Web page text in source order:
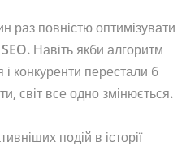
повністю оптимізувати
Навіть якби алгоритм
конкуренти перестали б
світ все одно змінюється.
подій в історії